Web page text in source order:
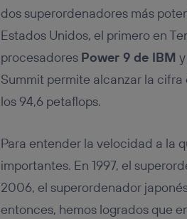
dos superordenadores más
Estados Unidos, el primero en
procesadores Power 9 de IBM
Summit permite alcanzar la
los 94,6 petaflops.
Para entender la velocidad a la
importantes. En 1997, el
2006, el superordenador
entonces, hemos logrados que